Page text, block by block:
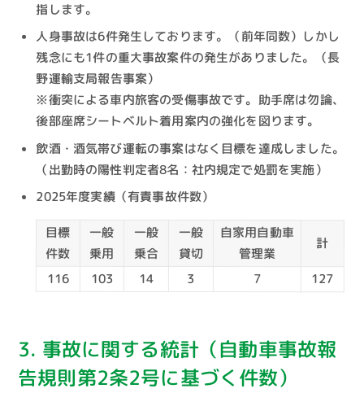
指します。
人身事故は6件発生しております。（前年同数）しかし
残念にも1件の重大事故案件の発生がありました。（長
野運輸支局報告事案）
※衝突による車内旅客の受傷事故です。助手席は勿論、
後部座席シートベルト着用案内の強化を図ります。
飲酒・酒気帯び運転の事案はなく目標を達成しました。
（出勤時の陽性判定者8名：社内規定で処罰を実施）
2025年度実績（有責事故件数）
目標
件数
一般
乗用
一般
乗合
一般
貸切
自家用自動車
管理業
計
116 103 14 3 7 127
3. 事故に関する統計（自動車事故報
告規則第2条2号に基づく件数）